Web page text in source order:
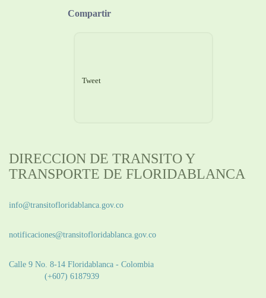
Compartir
Tweet
DIRECCION DE TRANSITO Y
TRANSPORTE DE FLORIDABLANCA
info@transitofloridablanca.gov.co
notificaciones@transitofloridablanca.gov.co
Calle 9 No. 8-14 Floridablanca - Colombia
(+607) 6187939